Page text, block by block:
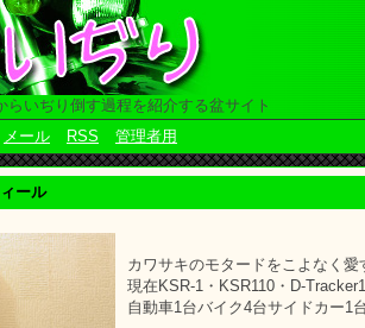
いぢり倒す過程を紹介する盆サイト
メール RSS 管理者用
ール
カワサキのモタードをこよなく愛
現在KSR-1・KSR110・D-
自動車1台バイク4台サイドカー1